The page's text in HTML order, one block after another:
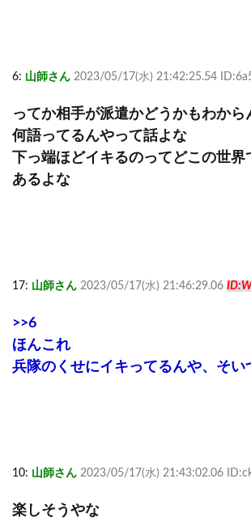
6: 山師さん 2023/05/17(水) 21:42:25.54
ってか相手が派遣かどうかもわから
何語ってるんやって話よな
下っ端ほどイキるのってどこの世
あるよな
17: 山師さん 2023/05/17(水) 21:46:29.06
>>6
ほんこれ
兵隊のくせにイキってるんや、そい
10: 山師さん 2023/05/17(水) 21:43:02.06
楽しそうやな